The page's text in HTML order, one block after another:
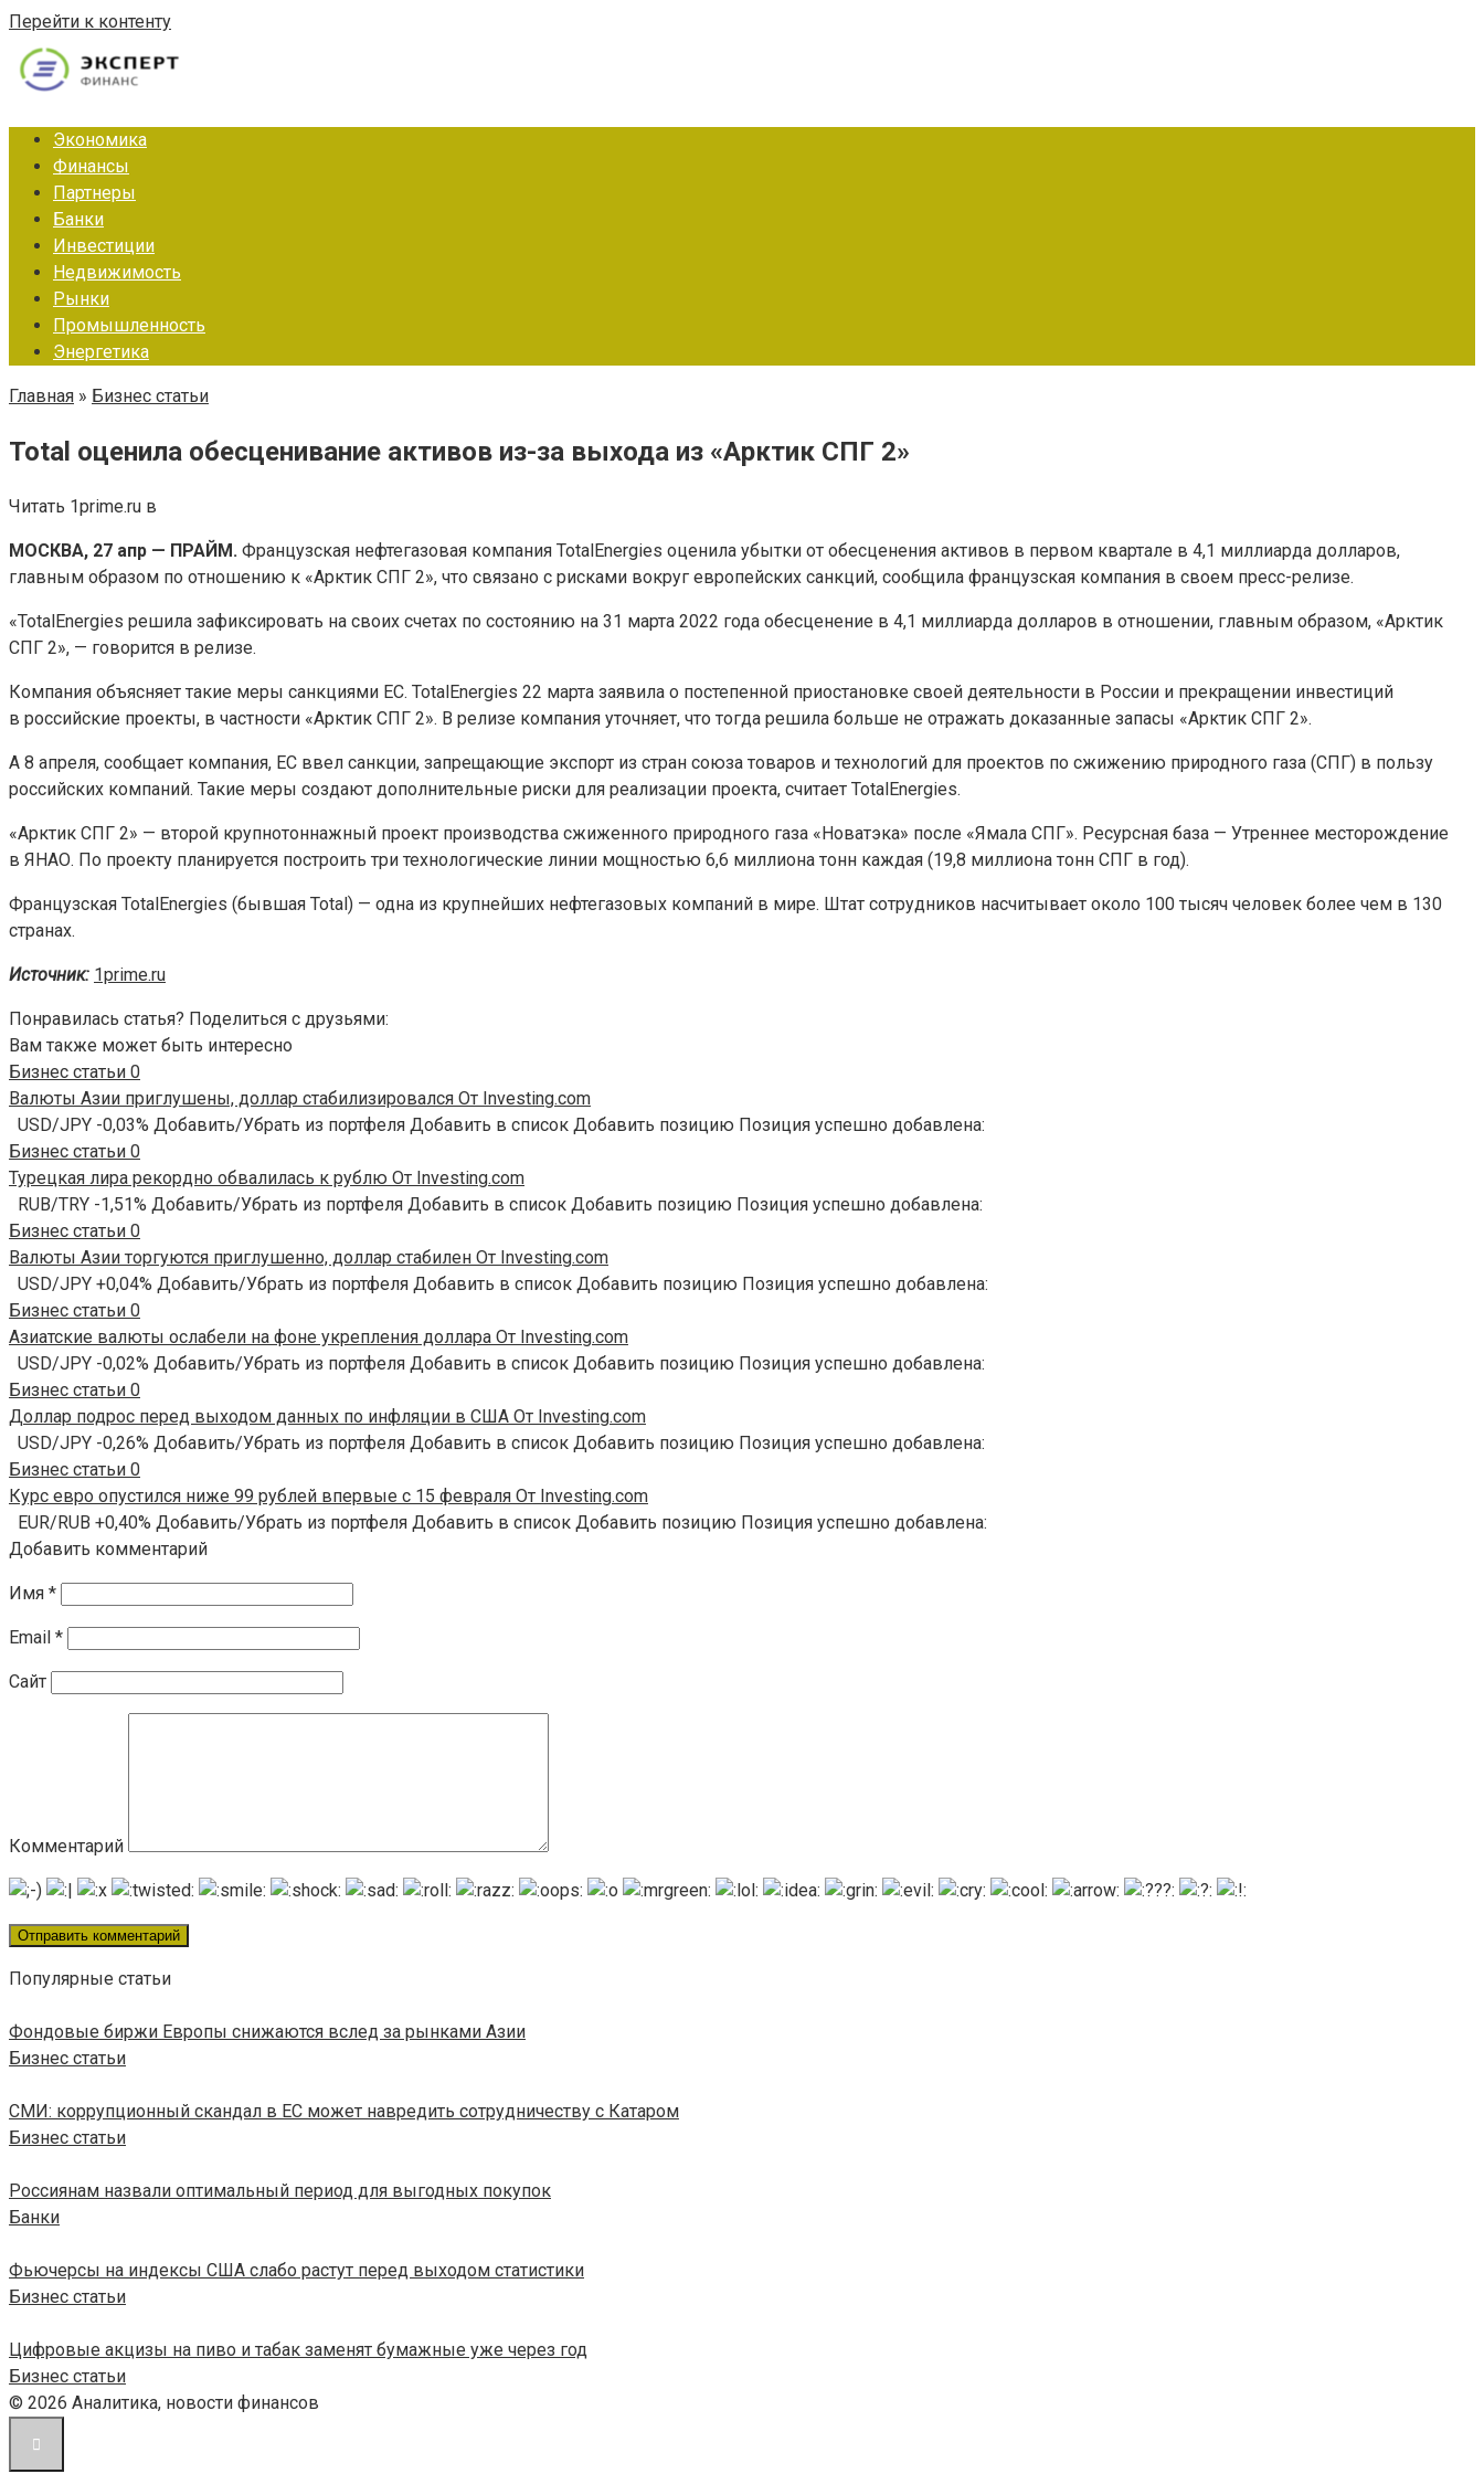
Перейти к контенту
Экономика
Финансы
Партнеры
Банки
Инвестиции
Недвижимость
Рынки
Промышленность
Энергетика
Главная » Бизнес статьи
Total оценила обесценивание активов из-за выхода из «Арктик СПГ 2»
Читать 1prime.ru в
МОСКВА, 27 апр — ПРАЙМ. Французская нефтегазовая компания TotalEnergies оценила убытки от обесценения активов в первом квартале в 4,1 миллиарда долларов,
главным образом по отношению к «Арктик СПГ 2», что связано с рисками вокруг европейских санкций, сообщила французская компания в своем пресс-релизе.
«TotalEnergies решила зафиксировать на своих счетах по состоянию на 31 марта 2022 года обесценение в 4,1 миллиарда долларов в отношении, главным образом, «Арктик
СПГ 2», — говорится в релизе.
Компания объясняет такие меры санкциями ЕС. TotalEnergies 22 марта заявила о постепенной приостановке своей деятельности в России и прекращении инвестиций
в российские проекты, в частности «Арктик СПГ 2». В релизе компания уточняет, что тогда решила больше не отражать доказанные запасы «Арктик СПГ 2».
А 8 апреля, сообщает компания, ЕС ввел санкции, запрещающие экспорт из стран союза товаров и технологий для проектов по сжижению природного газа (СПГ) в пользу
российских компаний. Такие меры создают дополнительные риски для реализации проекта, считает TotalEnergies.
«Арктик СПГ 2» — второй крупнотоннажный проект производства сжиженного природного газа «Новатэка» после «Ямала СПГ». Ресурсная база — Утреннее месторождение
в ЯНАО. По проекту планируется построить три технологические линии мощностью 6,6 миллиона тонн каждая (19,8 миллиона тонн СПГ в год).
Французская TotalEnergies (бывшая Total) — одна из крупнейших нефтегазовых компаний в мире. Штат сотрудников насчитывает около 100 тысяч человек более чем в 130
странах.
Источник: 1prime.ru
Понравилась статья? Поделиться с друзьями:
Вам также может быть интересно
Бизнес статьи 0
Валюты Азии приглушены, доллар стабилизировался От Investing.com
USD/JPY -0,03% Добавить/Убрать из портфеля Добавить в список Добавить позицию Позиция успешно добавлена:
Бизнес статьи 0
Турецкая лира рекордно обвалилась к рублю От Investing.com
RUB/TRY -1,51% Добавить/Убрать из портфеля Добавить в список Добавить позицию Позиция успешно добавлена:
Бизнес статьи 0
Валюты Азии торгуются приглушенно, доллар стабилен От Investing.com
USD/JPY +0,04% Добавить/Убрать из портфеля Добавить в список Добавить позицию Позиция успешно добавлена:
Бизнес статьи 0
Азиатские валюты ослабели на фоне укрепления доллара От Investing.com
USD/JPY -0,02% Добавить/Убрать из портфеля Добавить в список Добавить позицию Позиция успешно добавлена:
Бизнес статьи 0
Доллар подрос перед выходом данных по инфляции в США От Investing.com
USD/JPY -0,26% Добавить/Убрать из портфеля Добавить в список Добавить позицию Позиция успешно добавлена:
Бизнес статьи 0
Курс евро опустился ниже 99 рублей впервые с 15 февраля От Investing.com
EUR/RUB +0,40% Добавить/Убрать из портфеля Добавить в список Добавить позицию Позиция успешно добавлена:
Добавить комментарий
Имя *
Email *
Сайт
Комментарий
Популярные статьи
Фондовые биржи Европы снижаются вслед за рынками Азии
Бизнес статьи
СМИ: коррупционный скандал в ЕС может навредить сотрудничеству с Катаром
Бизнес статьи
Россиянам назвали оптимальный период для выгодных покупок
Банки
Фьючерсы на индексы США слабо растут перед выходом статистики
Бизнес статьи
Цифровые акцизы на пиво и табак заменят бумажные уже через год
Бизнес статьи
© 2026 Аналитика, новости финансов